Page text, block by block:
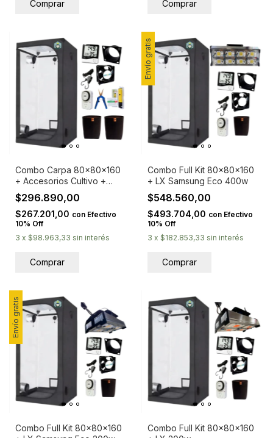
Combo Carpa 80x80x160
+ Accesorios Cultivo +
Medidor Ph y Ec + Tijera
$296.890,00
$267.201,00 con Efectivo
10% Off
3 x $98.963,33 sin interés
Envío gratis
Combo Full Kit 80x80x160
+ LX Samsung Eco 400w
$548.560,00
$493.704,00 con Efectivo
10% Off
3 x $182.853,33 sin interés
Envío gratis
Combo Full Kit 80x80x160
Combo Full Kit 80x80x160